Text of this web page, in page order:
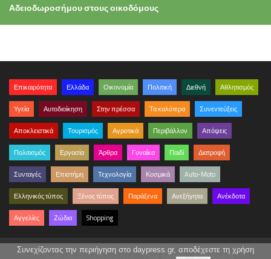
Αδειοδωροσήμου στους οικοδόμους
Επικαιρότητα Ελλάδα Οικονομία Πολιτική Διεθνή Αθλητισμός
Υγεία Αυτοδιοίκηση Στην πρέσσα Τα καλύτερα Συνεντεύξεις
Αποκλειστικά Τουρισμός Αγροτικά Περιβάλλον Απόψεις
Πολιτισμός Εργασία Άρθρα Γυναίκα Παιδί Διατροφή
Συνταγές Επιστήμη Τεχνολογία Κοσμικά Auto-Moto
Ελληνικός τύπος Ξένος τύπος Παράξενα Ανεξήγητα Ανέκδοτα
Αγγελίες Ζώδια Shopping
© daypress. All rights reserved.Όροι Χρήσης Επικοινωνία
Συνεχίζοντας την περιήγηση στο daypress.gr, αποδέχεστε τη χρήση